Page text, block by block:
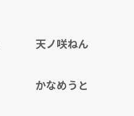
天ノ咲ねん
かなめうと